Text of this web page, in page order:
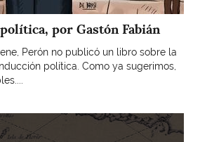
por Gastón Fabián
Perón no publicó un libro sobre la
política. Como ya sugerimos,